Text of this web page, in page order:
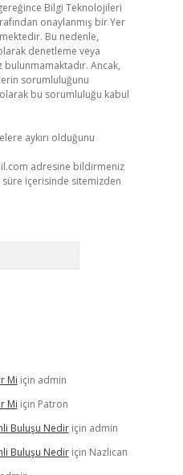
Bilgi Teknolojileri
onaylanmış bir Yer
Bu nedenle,
denetleme veya
Ancak,
sorumluluğunu
bu sorumluluğu kabul
aykırı olduğunu
adresine bildirmeniz
içerisinde sitemizden
Mi için admin
Mi için Patron
Buluşu Nediriçin admin
Buluşu Nediriçin Nazlıcan